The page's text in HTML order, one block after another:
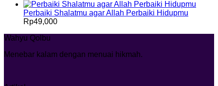
Perbaiki Shalatmu agar Allah Perbaiki Hidupmu
Rp49,000
Wahyu Qolbu
Menebar kalam dengan menuai hikmah.